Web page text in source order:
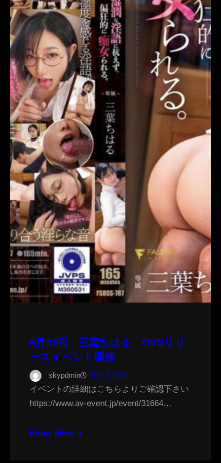
6月23日 三葉ちはる DVDリリ
ースイベント開催
skypdmin 6月 3, 2024
イベントの詳細はこちらよりご確認下さい
https://www.av-event.jp/event/31664…
Know More